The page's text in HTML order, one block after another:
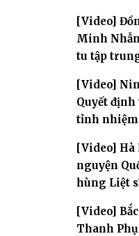
[Video]
Minh
tu tập
[Video]
Quyết
tỉnh nhiệm
[Video] Hà
nguyện
hùng Liệt
[Video]
Thanh